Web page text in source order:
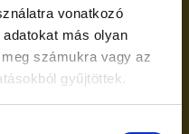
vonatkozó
más olyan
számukra vagy az
gyűjtöttek.